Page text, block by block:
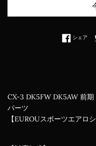
シェア
CX-3 DK5FW DK5AW 前
パーツ
【EUROUスポーツエアロシ